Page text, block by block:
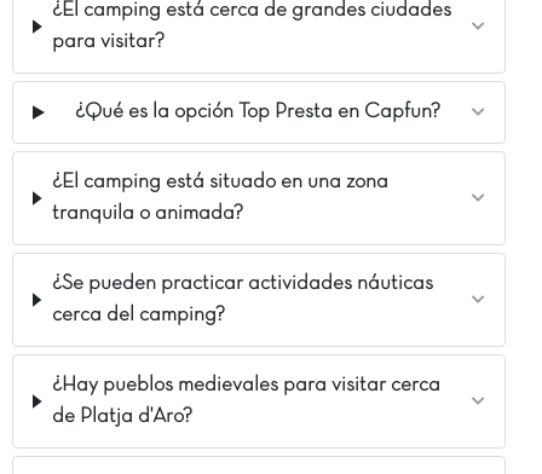
¿El camping está cerca de grandes ciudades
para visitar?
¿Qué es la opción Top Presta en Capfun?
¿El camping está situado en una zona
tranquila o animada?
¿Se pueden practicar actividades náuticas
cerca del camping?
¿Hay pueblos medievales para visitar cerca
de Platja d'Aro?